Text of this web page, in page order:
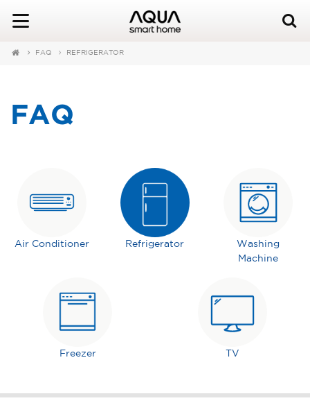
FAQ REFRIGERATOR
FAQ
Air Conditioner Refrigerator
Washing
Machine
Freezer TV